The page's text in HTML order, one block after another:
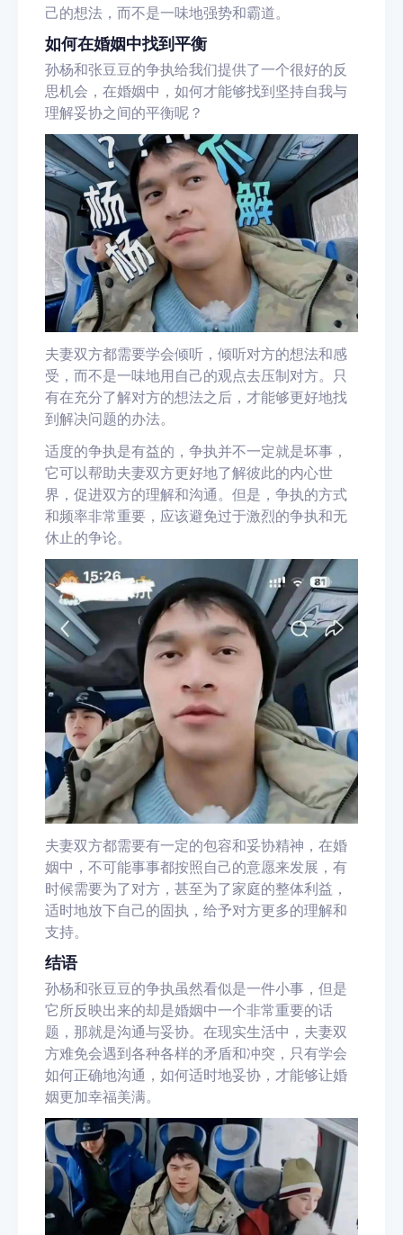
己的想法，而不是一味地强势和霸道。
如何在婚姻中找到平衡
孙杨和张豆豆的争执给我们提供了一个很好的反
思机会，在婚姻中，如何才能够找到坚持自我与
理解妥协之间的平衡呢？
夫妻双方都需要学会倾听，倾听对方的想法和感
受，而不是一味地用自己的观点去压制对方。只
有在充分了解对方的想法之后，才能够更好地找
到解决问题的办法。
适度的争执是有益的，争执并不一定就是坏事，
它可以帮助夫妻双方更好地了解彼此的内心世
界，促进双方的理解和沟通。但是，争执的方式
和频率非常重要，应该避免过于激烈的争执和无
休止的争论。
夫妻双方都需要有一定的包容和妥协精神，在婚
姻中，不可能事事都按照自己的意愿来发展，有
时候需要为了对方，甚至为了家庭的整体利益，
适时地放下自己的固执，给予对方更多的理解和
支持。
结语
孙杨和张豆豆的争执虽然看似是一件小事，但是
它所反映出来的却是婚姻中一个非常重要的话
题，那就是沟通与妥协。在现实生活中，夫妻双
方难免会遇到各种各样的矛盾和冲突，只有学会
如何正确地沟通，如何适时地妥协，才能够让婚
姻更加幸福美满。